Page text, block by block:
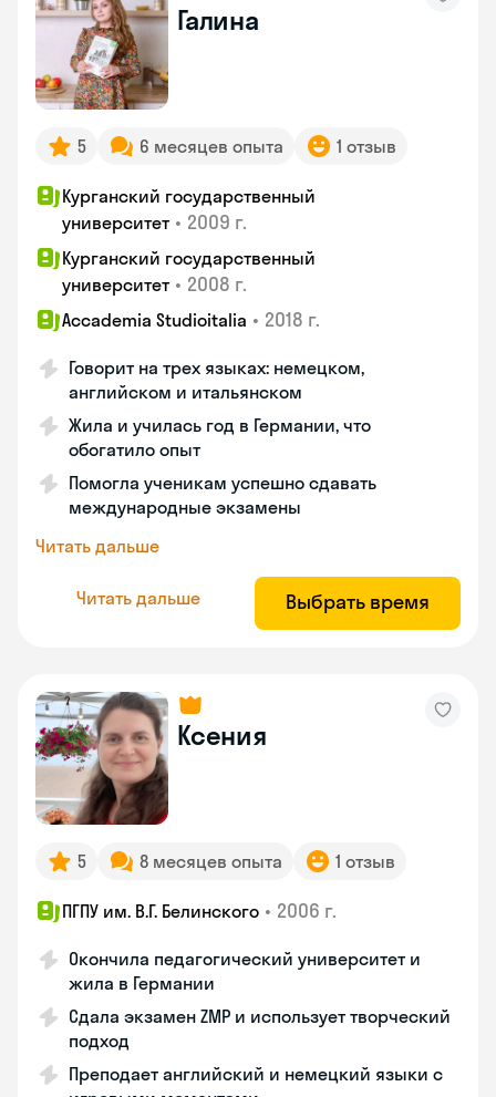
Галина
5 6 месяцев опыта 1 отзыв
Курганский государственный
университет • 2009 г.
Курганский государственный
университет • 2008 г.
Accademia Studioitalia • 2018 г.
Говорит на трех языках: немецком,
английском и итальянском
Жила и училась год в Германии, что
обогатило опыт
Помогла ученикам успешно сдавать
международные экзамены
Читать дальше
Читать дальше Выбрать время
Ксения
5 8 месяцев опыта 1 отзыв
ПГПУ им. В.Г. Белинского • 2006 г.
Окончила педагогический университет и
жила в Германии
Сдала экзамен ZMP и использует творческий
подход
Преподает английский и немецкий языки с